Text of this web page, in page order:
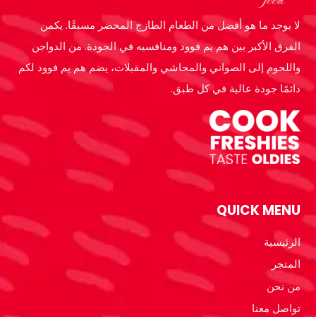
لا يوجد ما هو أفضل من الطعام الطازج المحضر مسبقًا. يكمن
الفرق الأكبر بين هم يم فوود ومنافسيه في الجودة. من الدواجن
واللحوم إلى الصواني والمحاشي والمقبلات، يضم هم يم فوود لكم
دائمًا جودة عالية في كل طبق.
QUICK MENU
الرئيسية
المتجر
من نحن
تواصل معنا